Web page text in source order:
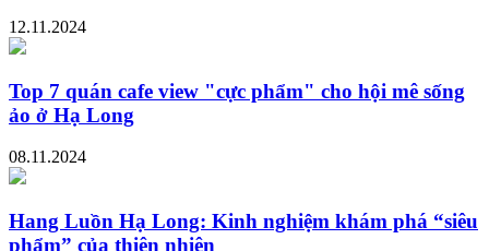
12.11.2024
Top 7 quán cafe view "cực phẩm" cho hội mê sống
ảo ở Hạ Long
08.11.2024
Hang Luồn Hạ Long: Kinh nghiệm khám phá “siêu
phẩm” của thiên nhiên